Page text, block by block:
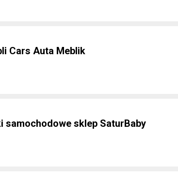
Cars Auta Meblik
sklep SaturBaby